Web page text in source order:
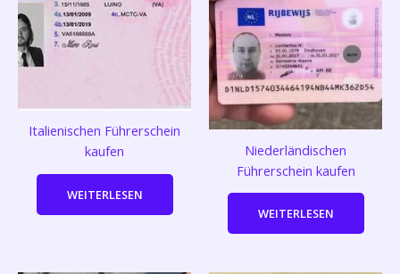
Italienischen Führerschein
kaufen
WEITERLESEN
Niederländischen
Führerschein kaufen
WEITERLESEN